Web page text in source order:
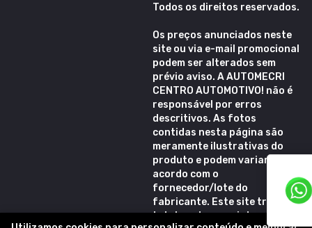
Todos os direitos reservados.
Os preços anunciados neste
site ou via e-mail promocional
podem ser alterados sem
prévio aviso. AAUTOMECRI
CENTRO AUTOMOTIVO! não é
responsável por erros
descritivos. As fotos
contidas nesta página são
meramente ilustrativas do
produto e podem variar de
acordo com o
fornecedor/lote do
fabricante. Este site trabalha
totalmente em criptografia